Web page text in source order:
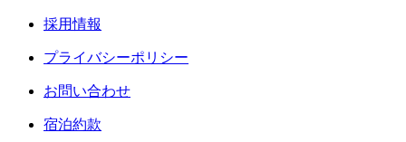
採用情報
プライバシーポリシー
お問い合わせ
宿泊約款